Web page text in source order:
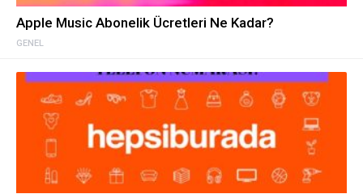
GENEL
Apple Music Abonelik Ücretleri Ne Kadar?